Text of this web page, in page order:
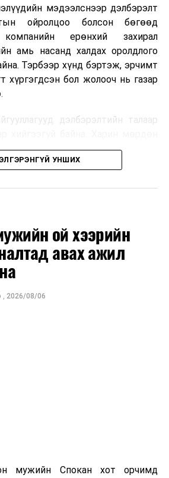
эрхлэлтийн сайд мэдэгджээ.
мэдээлснээр дэлбэрэлт
ойролцоо болсон бөгөөд
компанийн ерөнхий захирал
амь насанд халдах оролдлого
Тэрбээр хүнд бэртэж, эрчимт
хүргэгдсэн бол жолооч нь газар
дэлбэрэлтийн талаар
олон нийтэд аюултай аргаар
завдсан гэх үндэслэлээр
2023 онд Екатеринбург
бөгөөд нисгэгчгүй нисэх
аж. Тус компанийн 2025
рубль, цэвэр ашиг нь 1.9
гэж РБК мэдээлсэн байна.
шалтгаан, хэрэгт холбоотой
УНШИХ
ой хээрийн
авах ажил
, 2026/08/06
мужийн Спокан хот орчимд